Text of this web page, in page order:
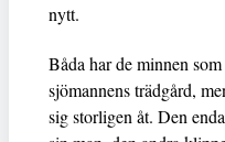
nytt.
Båda har de minnen
sjömannens trädgård,
sig storligen åt. Den